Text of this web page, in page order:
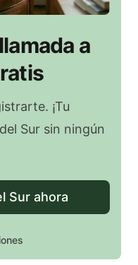
a
¡Tu
Sur sin ningún
Sur ahora